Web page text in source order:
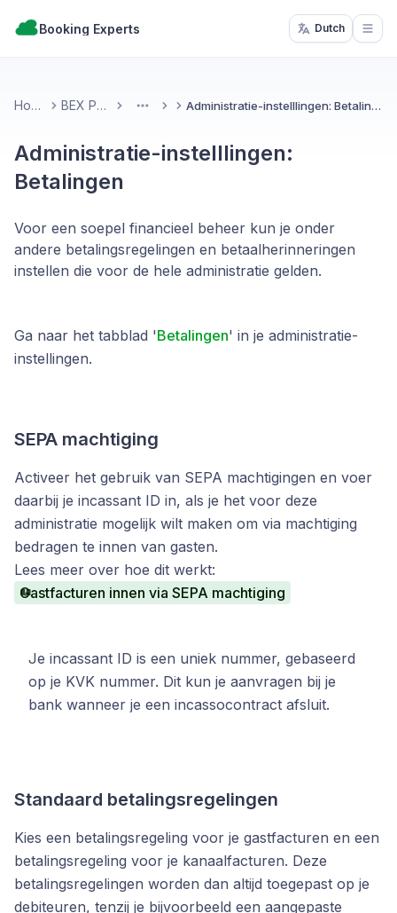
Booking Experts Dutch
Home BEX PMS More Administratie-instelllingen: Betalingen
Administratie-instelllingen:
Betalingen
Voor een soepel financieel beheer kun je onder
andere betalingsregelingen en betaalherinneringen
instellen die voor de hele administratie gelden.
Ga naar het tabblad 'Betalingen' in je administratie-
instellingen.
SEPA machtiging
Activeer het gebruik van SEPA machtigingen en voer
daarbij je incassant ID in, als je het voor deze
administratie mogelijk wilt maken om via machtiging
bedragen te innen van gasten.
Lees meer over hoe dit werkt:
Gastfacturen innen via SEPA machtiging
Je incassant ID is een uniek nummer, gebaseerd
op je KVK nummer. Dit kun je aanvragen bij je
bank wanneer je een incassocontract afsluit.
Standaard betalingsregelingen
Kies een betalingsregeling voor je gastfacturen en een
betalingsregeling voor je kanaalfacturen. Deze
betalingsregelingen worden dan altijd toegepast op je
debiteuren, tenzij je bijvoorbeeld een aangepaste